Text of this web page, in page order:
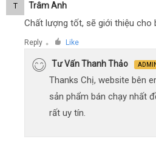
T Trâm Anh
Chất lượng tốt, sẽ giới thiệu cho
Reply ● Like
Tư Vấn Thanh Thảo
Thanks Chị, website bên
sản phẩm bán chạy nhất
rất uy tín.